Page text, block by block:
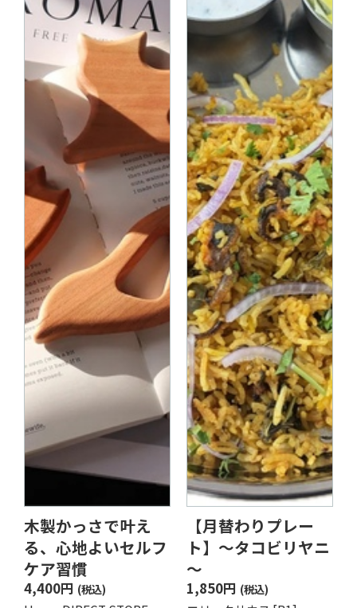
木製かっさで叶え
る、心地よいセルフ
ケア習慣
4,400円 (税込)
【月替わりプレー
ト】～タコビリヤニ
～
1,850円 (税込)